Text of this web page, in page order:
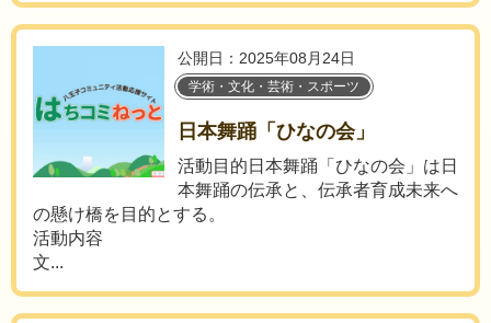
公開日：2025年08月24日
学術・文化・芸術・スポーツ
日本舞踊「ひなの会」
活動目的日本舞踊「ひなの会」は日
本舞踊の伝承と、伝承者育成未来へ
の懸け橋を目的とする。
活動内容
文...